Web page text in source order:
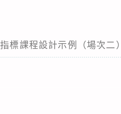
標課程設計示例（場次二）